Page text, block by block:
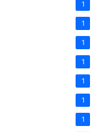
1
1
1
1
1
1
1